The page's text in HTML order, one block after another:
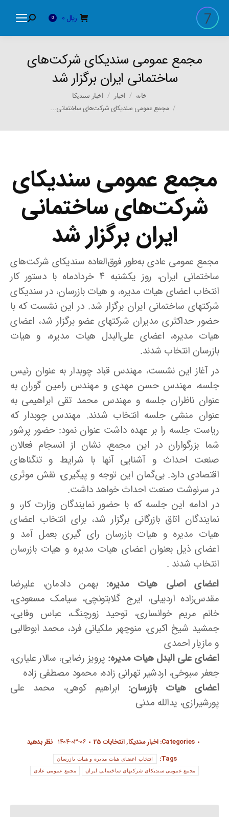
ریال 0
Search:
مجمع عمومی سندیکای شرکت‌های
ساختمانی ایران برگزار شد
خانه اخبار اخبار سندیکا
مجمع عمومی سندیکای شرکت‌های ساختمانی…
مجمع عمومی سندیکای
شرکت‌های ساختمانی
ایران برگزار شد
مجمع عمومی عادی به‌طور فوق‌العاده سندیکای شرکت‌های
ساختمانی ایران، روز یکشنبه ۴ خردادماه با دستور کار
انتخاب اعضای هیات مدیره، و هیات بازرسان، در سندیکای
شرکتهای ساختمانی ایران برگزار شد. در این نشست که با
حضور حداکثری مدیران شرکتهای عضو برگزار شد، اعضای
هیات مدیره، اعضای علی‌البدل هیات مدیره، و هیات
بازرسان انتخاب شدند.
در آغاز این نشست، مهندس قباد چوبدار به عنوان رئیس
جلسه، مهندس حسن مهدی و مهندس رامین گوران به
عنوان ناظران جلسه و مهندس محمد تقی ابراهیمی به
عنوان منشی جلسه انتخاب شدند. مهندس چوبدار که
ریاست جلسه را بر عهده داشت عنوان نمود: حضور پرشور
شما بزرگواران در این مجمع، نشان از انسجام فعالان
صنعت احداث و آشنایی آنها با شرایط و تنگناهای
اقتصادی دارد. بی‌گمان این توجه و پیگیری، نقش موثری
در سرنوشت صنعت احداث خواهد داشت.
در ادامه این جلسه که با حضور نمایندگان وزارت کار، و
نمایندگان اتاق بازرگانی برگزار شد، برای انتخاب اعضای
هیات مدیره و هیات بازرسان رای گیری بعمل آمد و
اعضای ذیل بعنوان اعضای هیات مدیره و هیات بازرسان
انتخاب شدند .
اعضای اصلی هیات مدیره: بهمن دادمان، علیرضا
مقدس‌زاده اردبیلی، ایرج گلابتونچی، سیامک مسعودی،
خانم مریم خوانساری، توحید زورچنگ، عباس وفایی،
جمشید شیخ اکبری، منوچهر ملکیانی فرد، محمد ابوطالبی
و مازیار احمدی
اعضای علی البدل هیات مدیره: پرویز رضایی، سالار علیاری،
جعفر سبوخی، اردشیر تهرانی زاده، محمود مصطفی زاده
اعضای هیات بازرسان: ابراهیم کوهی، محمد علی
پورشیرازی، یدالله مدنی
Categories: اخبار سندیکا,انتخابات 25 ۱۴۰۴-۰۳-۰۶ نظر بدهید
Tags:
انتخاب اعضای هیات مدیره و هیات بازرسان
مجمع عمومی سندیکای شرکتهای ساختمانی ایران مجمع عمومی عادی